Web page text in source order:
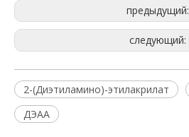
предыдущий:
следующий:
2-(Диэтиламино)-этилакрилат
ДЭАА